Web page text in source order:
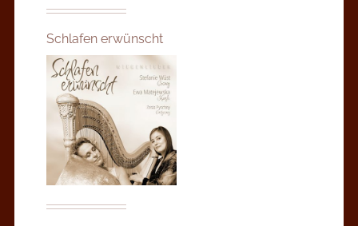
Schlafen erwünscht